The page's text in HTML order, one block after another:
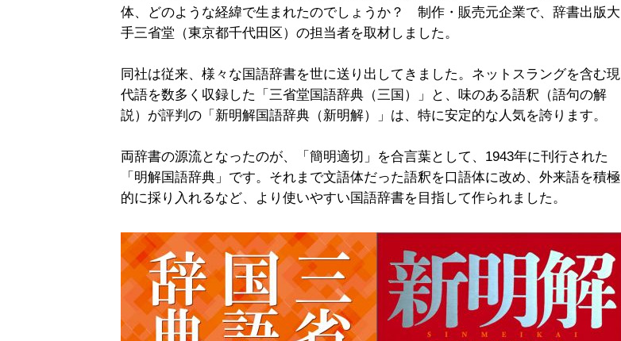
体、どのような経緯で生まれたのでしょうか？ 制作・販売元企業で、辞書出版大
手三省堂（東京都千代田区）の担当者を取材しました。
同社は従来、様々な国語辞書を世に送り出してきました。ネットスラングを含む現
代語を数多く収録した「三省堂国語辞典（三国）」と、味のある語釈（語句の解
説）が評判の「新明解国語辞典（新明解）」は、特に安定的な人気を誇ります。
両辞書の源流となったのが、「簡明適切」を合言葉として、1943年に刊行された
「明解国語辞典」です。それまで文語体だった語釈を口語体に改め、外来語を積極
的に採り入れるなど、より使いやすい国語辞書を目指して作られました。